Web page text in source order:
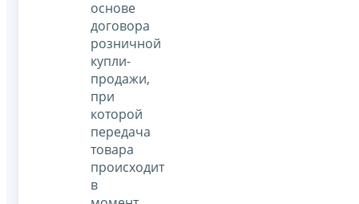
основе
договора
розничной
купли-
продажи,
при
которой
передача
товара
происходит
в